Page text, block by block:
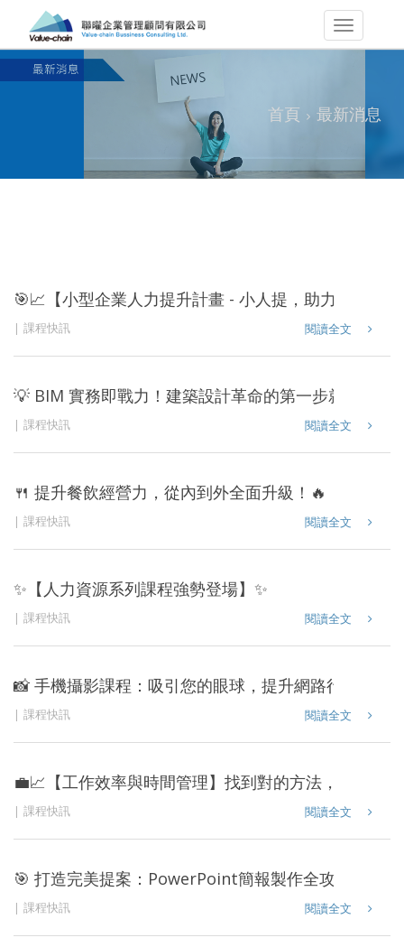
首頁 最新消息
🎯📈【小型企業人力提升計畫 - 小人提，助力企業升
課程快訊 閱讀全文
💡 BIM 實務即戰力！建築設計革命的第一步就在這
課程快訊 閱讀全文
🍴 提升餐飲經營力，從內到外全面升級！🔥
課程快訊 閱讀全文
✨【人力資源系列課程強勢登場】✨
課程快訊 閱讀全文
📸 手機攝影課程：吸引您的眼球，提升網路行銷！
課程快訊 閱讀全文
💼📈【工作效率與時間管理】找到對的方法，工作效
課程快訊 閱讀全文
🎯 打造完美提案：PowerPoint簡報製作全攻略課程登
課程快訊 閱讀全文